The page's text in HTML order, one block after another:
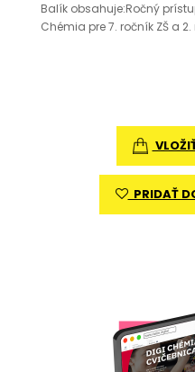
Balík obsahuje:Ročný prístup
Chémia pre 7. ročník ZŠ a
PRIDAŤ